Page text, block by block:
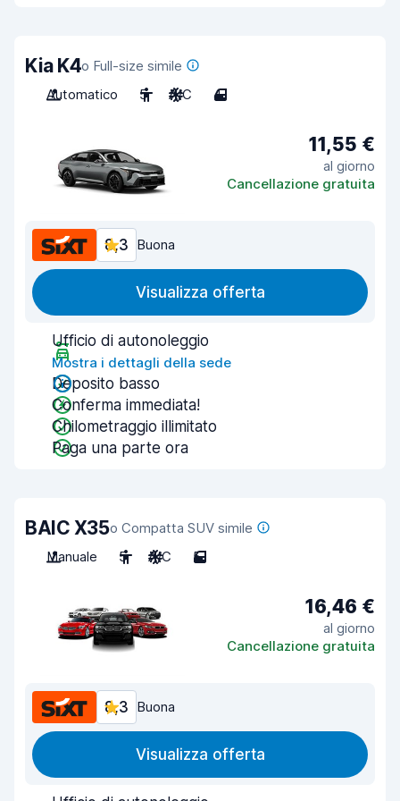
Kia K4o Full-size simile
Automatico
5 A/C 4
11,55 €
al giorno
Cancellazione gratuita
8,3 Buona
Visualizza offerta
Ufficio di autonoleggio
Mostra i dettagli della sede
Deposito basso
Conferma immediata!
Chilometraggio illimitato
Paga una parte ora
BAIC X35o Compatta SUV simile
Manuale
5 A/C 5
16,46 €
al giorno
Cancellazione gratuita
8,3 Buona
Visualizza offerta